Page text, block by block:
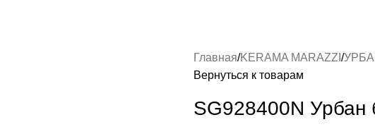
Главная KERAMA MARAZZI
Вернуться к товарам
SG928400N